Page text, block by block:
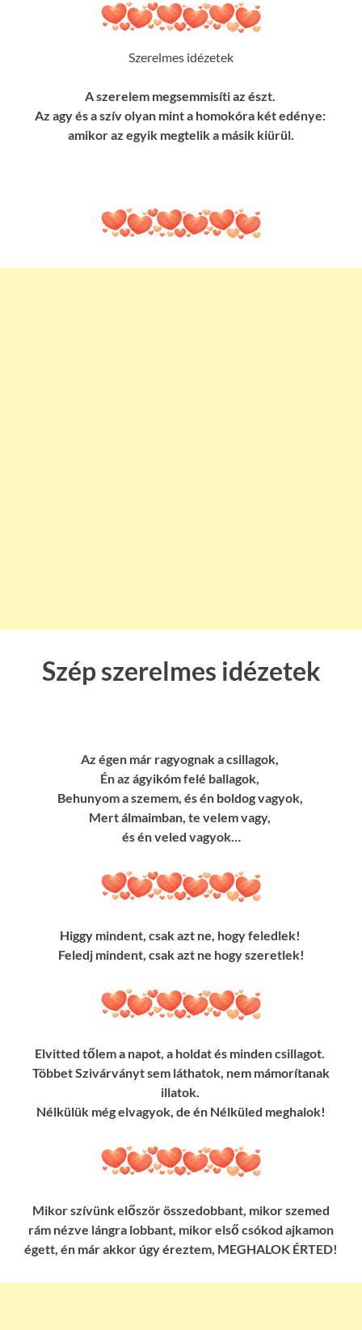
Szerelmes idézetek
A szerelem megsemmisíti az észt.
Az agy és a szív olyan mint a homokóra két edénye:
amikor az egyik megtelik a másik kiürül.
Szép szerelmes idézetek
Az égen már ragyognak a csillagok,
Én az ágyikóm felé ballagok,
Behunyom a szemem, és én boldog vagyok,
Mert álmaimban, te velem vagy,
és én veled vagyok…
Higgy mindent, csak azt ne, hogy feledlek!
Feledj mindent, csak azt ne hogy szeretlek!
Elvitted tőlem a napot, a holdat és minden csillagot.
Többet Szivárványt sem láthatok, nem mámorítanak
illatok.
Nélkülük még elvagyok, de én Nélküled meghalok!
Mikor szívünk először összedobbant, mikor szemed
rám nézve lángra lobbant, mikor első csókod ajkamon
égett, én már akkor úgy éreztem, MEGHALOK ÉRTED!